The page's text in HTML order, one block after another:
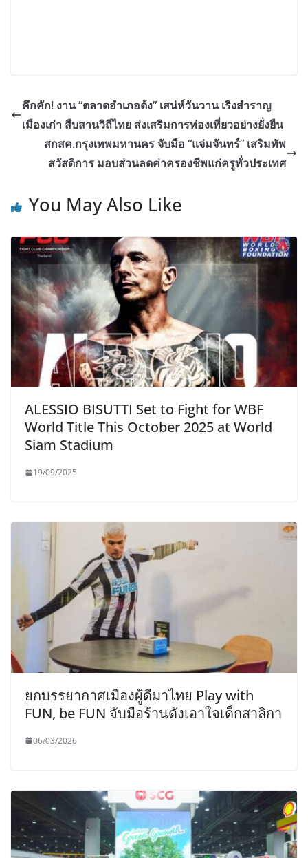
คึกคัก! งาน “ตลาดอำเภอด้ง” เสน่ห์วันวาน เริงสำราญ
เมืองเก่า สืบสานวิถีไทย ส่งเสริมการท่องเที่ยวอย่างยั่งยืน
สกสค.กรุงเทพมหานคร จับมือ “แจ่มจันทร์” เสริมทัพ
สวัสดิการ มอบส่วนลดค่าครองชีพแก่ครูทั่วประเทศ
You May Also Like
ALESSIO BISUTTI Set to Fight for WBF
World Title This October 2025 at World
Siam Stadium
19/09/2025
ยกบรรยากาศเมืองผู้ดีมาไทย Play with
FUN, be FUN จับมือร้านดังเอาใจเด็กสาลิกา
06/03/2026